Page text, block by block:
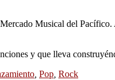
Musical del
y que lleva
, Pop, Rock